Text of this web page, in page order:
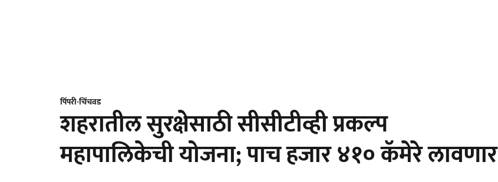
पिंपरी-चिंचवड
शहरातील सुरक्षेसाठी सीसीटीव्ही प्रकल्प
महापालिकेची योजना; पाच हजार ४१० कॅमेरे लावणार